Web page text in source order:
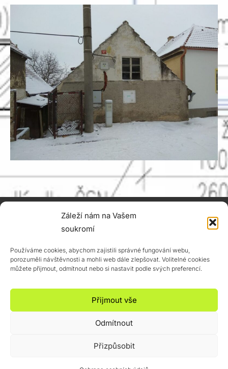
Záleží nám na Vašem
soukromí
Používáme cookies, abychom zajistili správné fungování webu,
porozuměli návštěvnosti a mohli web dále zlepšovat. Volitelné cookies
můžete přijmout, odmítnout nebo si nastavit podle svých preferencí.
Přijmout vše
Odmítnout
Přizpůsobit
MARTIN BAUŠ
+420 731 376 988
baus.cz
IČ: 887 20 772
Členské číslo ČKAIT: